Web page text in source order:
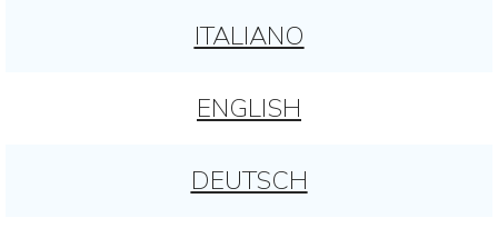
ITALIANO
ENGLISH
DEUTSCH